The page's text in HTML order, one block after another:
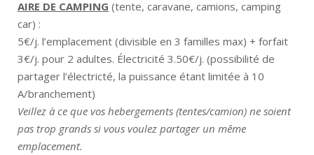
AIRE DE CAMPING (tente, caravane, camions, camping
car) :
5€/j. l’emplacement (divisible en 3 familles max) + forfait
3€/j. pour 2 adultes. Électricité 3.50€/j. (possibilité de
partager l’électricté, la puissance étant limitée à 10
A/branchement)
Veillez à ce que vos hebergements (tentes/camion) ne soient
pas trop grands si vous voulez partager un même
emplacement.